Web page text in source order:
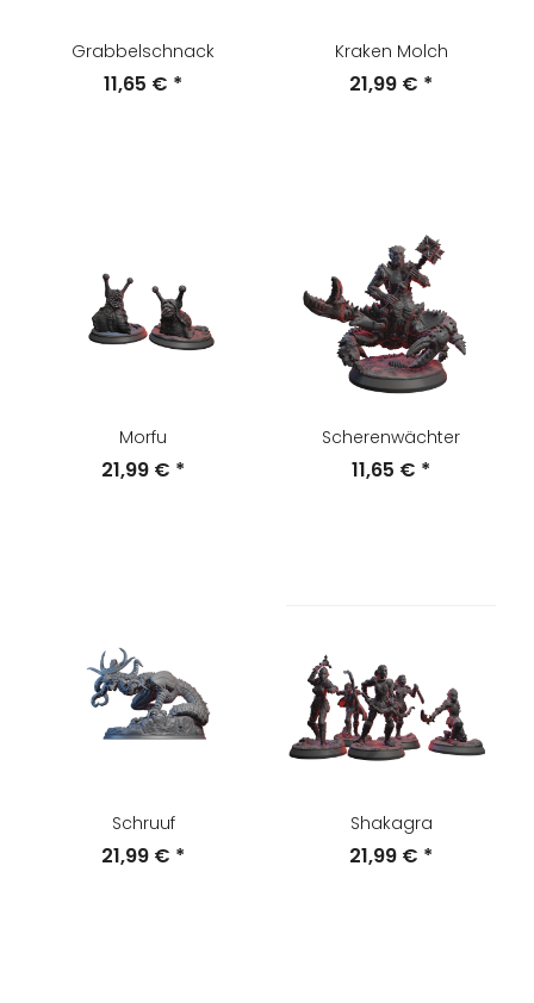
Grabbelschnack
11,65 € *
Kraken Molch
21,99 € *
Morfu
21,99 € *
Scherenwächter
11,65 € *
Schruuf
21,99 € *
Shakagra
21,99 € *